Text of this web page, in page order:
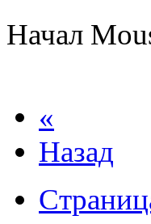
Начал
«
Назад